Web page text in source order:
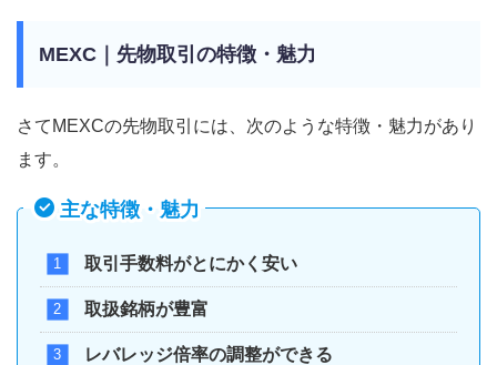
MEXC｜先物取引の特徴・魅力
さてMEXCの先物取引には、次のような特徴・魅力があり
ます。
主な特徴・魅力
取引手数料がとにかく安い
取扱銘柄が豊富
レバレッジ倍率の調整ができる